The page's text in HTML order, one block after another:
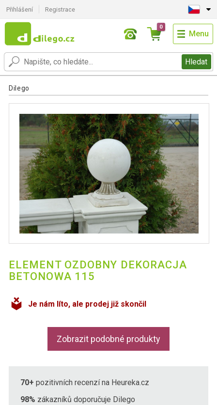
Přihlášení Registrace
Hledat
0
Menu
Dilego
ELEMENT OZDOBNY DEKORACJA
BETONOWA 115
Je nám líto, ale prodej již skončil
Zobrazit podobné produkty
70+ pozitivních recenzí na Heureka.cz
98% zákazníků doporučuje Dilego